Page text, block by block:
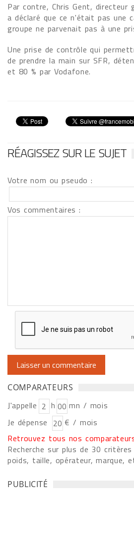
Par contre, Chris Gent, directeur
a déclaré que ce n'était pas une
groupe ne parvenait pas à une
Une prise de contrôle qui
de prendre la main sur SFR,
et 80 % par Vodafone.
RÉAGISSEZ SUR LE SUJET
Votre nom ou pseudo :
Vos commentaires :
COMPARATEURS
J'appelle h
mn / mois
Je dépense
€ / mois
Retrouvez tous nos
Recherche sur plus de 30
poids, taille, opérateur, marque,
PUBLICITÉ